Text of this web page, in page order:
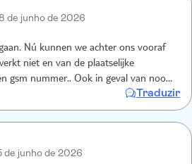
de junho de 2026
Nú kunnen we achter ons vooraf
niet en van de plaatselijke
gsm nummer.. Ook in geval van nood
Traduzir
de junho de 2026